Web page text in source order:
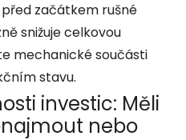
začátkem rušné
snižuje celkovou
mechanické součásti
stavu.
investic: Měli
nebo